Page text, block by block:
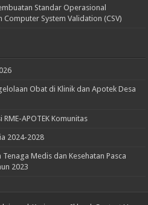
Standar Operasional
System Validation (CSV)
Obat di Klinik dan Apotek Desa
APOTEK Komunitas
2024-2028
Medis dan Kesehatan Pasca
2023